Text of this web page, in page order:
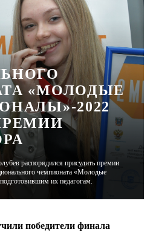
ТАМ И ТУТ
СТИЛЬ ЖИЗНИ
ХАЙП
ЧЕЛОВЕК ОСОБЕННЫЙ
КУЛЬТ ЕДЫ
АФИША
ЖУРНАЛ
«МОЛОДЫЕ
2022
распорядился присудить премии
чемпионата «Молодые
их педагогам.
победители финала